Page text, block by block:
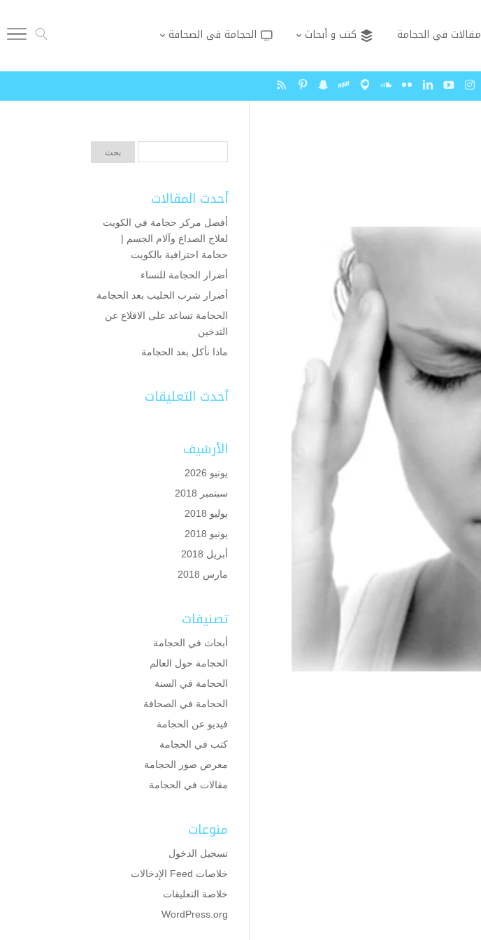
مقالات في الحجامة كتب و أبحاث الحجامة فى الصحافة
أحدث المقالات
أفضل مركز حجامة في الكويت
لعلاج الصداع وآلام الجسم |
حجامة احترافية بالكويت
أضرار الحجامة للنساء
أضرار شرب الحليب بعد الحجامة
الحجامة تساعد على الاقلاع عن
التدخين
ماذا نأكل بعد الحجامة
أحدث التعليقات
الأرشيف
يونيو 2026
سبتمبر 2018
يوليو 2018
يونيو 2018
أبريل 2018
مارس 2018
تصنيفات
أبحاث في الحجامة
الحجامة حول العالم
الحجامة في السنة
الحجامة في الصحافة
فيديو عن الحجامة
كتب في الحجامة
معرض صور الحجامة
مقالات في الحجامة
منوعات
تسجيل الدخول
خلاصات Feed الإدخالات
خلاصة التعليقات
WordPress.org